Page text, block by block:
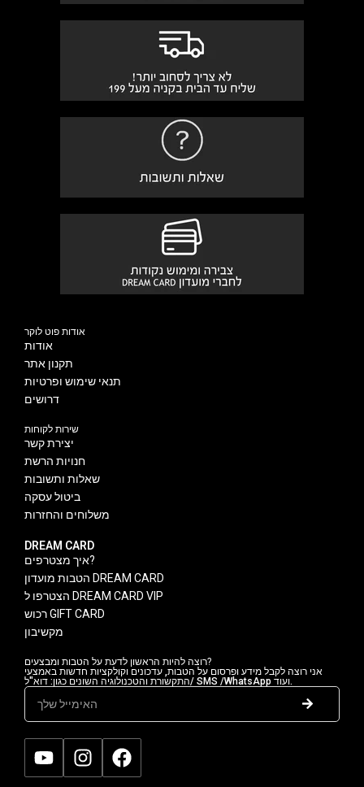
אודות פוט לוקר
אודות
תקנון אתר
תנאי שימוש ופרטיות
דרושים
שירות לקוחות
יצירת קשר
חנויות הרשת
שאלות ותשובות
ביטול עסקה
משלוחים והחזרות
DREAM CARD
איך מצטרפים?
הטבות מועדון DREAM CARD
הצטרפו ל DREAM CARD VIP
רכוש GIFT CARD
מקשיבון
רוצה להיות הראשון לדעת על הטבות ומבצעים?
אני רוצה לקבל מידע ופרסום על הטבות, עדכונים וקולקציות חדשות באמצעי
התקשורת והטכנולוגיה השונים כגון: דוא"ל/ SMS /WhatsApp ועוד.